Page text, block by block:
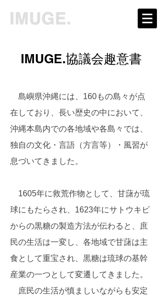
IMUGE.協議会趣意書
島嶼県沖縄には、160もの島々が点
在しており、長い歴史の中において、
沖縄本島内での各地域や各島々では、
独自の文化・言語（方言等）・風習が
息づいてきました。
1605年に救荒作物として、甘藷が琉
球にもたらされ、1623年にサトウキビ
からの黒糖の製造方法が伝わると、庶
民の生活は一変し、各地域で甘藷は主
食として重宝され、黒糖は琉球の基幹
産業の一つとして変遷してきました。
庶民の生活が慎ましいながらも安定